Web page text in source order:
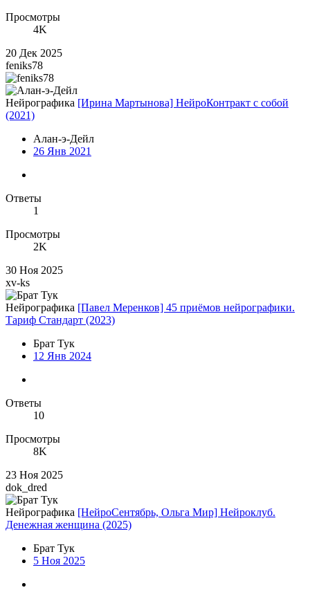
Просмотры
4K
20 Дек 2025
feniks78
Нейрографика [Ирина Мартынова] НейроКонтракт с собой
(2021)
Алан-э-Дейл
26 Янв 2021
Ответы
1
Просмотры
2K
30 Ноя 2025
xv-ks
Нейрографика [Павел Меренков] 45 приёмов нейрографики.
Тариф Стандарт (2023)
Брат Тук
12 Янв 2024
Ответы
10
Просмотры
8K
23 Ноя 2025
dok_dred
Нейрографика [НейроСентябрь, Ольга Мир] Нейроклуб.
Денежная женщина (2025)
Брат Тук
5 Ноя 2025